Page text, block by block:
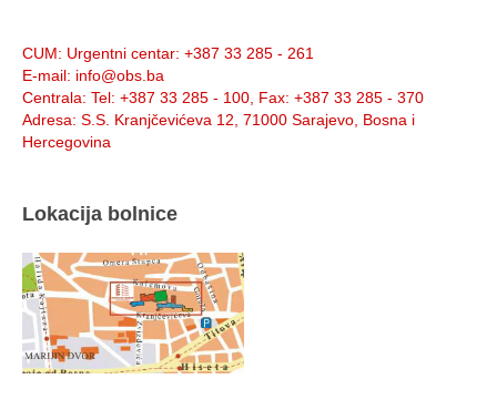
CUM: Urgentni centar: +387 33 285 - 261
E-mail: info@obs.ba
Centrala: Tel: +387 33 285 - 100, Fax: +387 33 285 - 370
Adresa: S.S. Kranjčevićeva 12, 71000 Sarajevo, Bosna i
Hercegovina
Lokacija bolnice